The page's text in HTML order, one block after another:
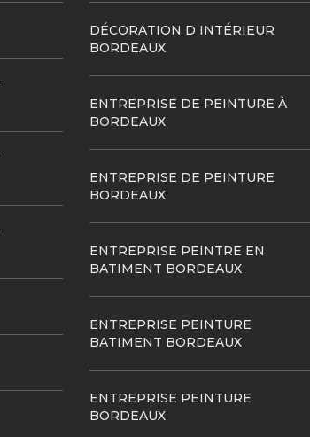
DÉCORATION D INTÉRIEUR
BORDEAUX
ENTREPRISE DE PEINTURE À
BORDEAUX
ENTREPRISE DE PEINTURE
BORDEAUX
ENTREPRISE PEINTRE EN
BATIMENT BORDEAUX
ENTREPRISE PEINTURE
BATIMENT BORDEAUX
ENTREPRISE PEINTURE
BORDEAUX